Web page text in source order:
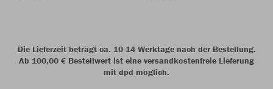
Die Lieferzeit beträgt ca. 10-14 Werktage nach der Bestellung.
Ab 100,00 € Bestellwert ist eine versandkostenfreie Lieferung
mit dpd möglich.